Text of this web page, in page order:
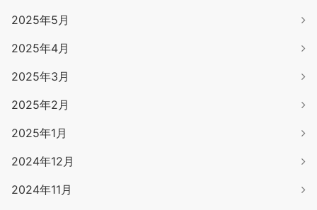
2025年5月
2025年4月
2025年3月
2025年2月
2025年1月
2024年12月
2024年11月